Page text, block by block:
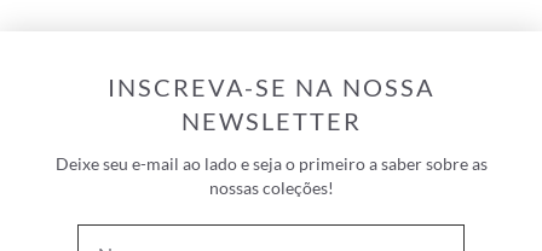
INSCREVA-SE NA NOSSA
NEWSLETTER
Deixe seu e-mail ao lado e seja o primeiro a saber sobre as
nossas coleções!